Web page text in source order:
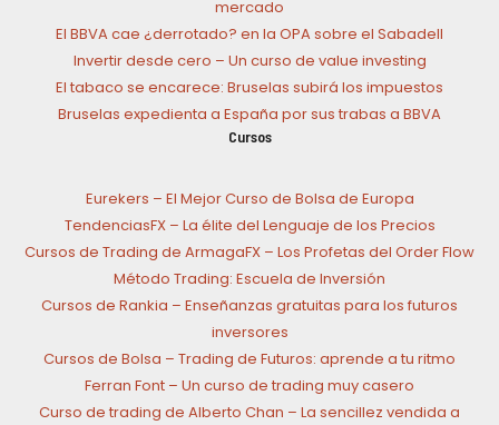
mercado
El BBVA cae ¿derrotado? en la OPA sobre el Sabadell
Invertir desde cero – Un curso de value investing
El tabaco se encarece: Bruselas subirá los impuestos
Bruselas expedienta a España por sus trabas a BBVA
Cursos
Eurekers – El Mejor Curso de Bolsa de Europa
TendenciasFX – La élite del Lenguaje de los Precios
Cursos de Trading de ArmagaFX – Los Profetas del Order Flow
Método Trading: Escuela de Inversión
Cursos de Rankia – Enseñanzas gratuitas para los futuros
inversores
Cursos de Bolsa – Trading de Futuros: aprende a tu ritmo
Ferran Font – Un curso de trading muy casero
Curso de trading de Alberto Chan – La sencillez vendida a